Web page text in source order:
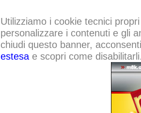
Utilizziamo i cookie tecnici
personalizzare i contenuti e gli
chiudi questo banner,
estesae scopri come